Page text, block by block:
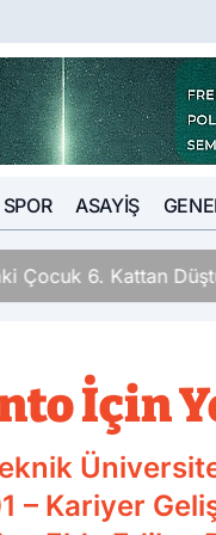
SPOR ASAYIŞ
Düştü
İçin
Kariyer